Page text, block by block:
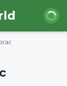
Войти